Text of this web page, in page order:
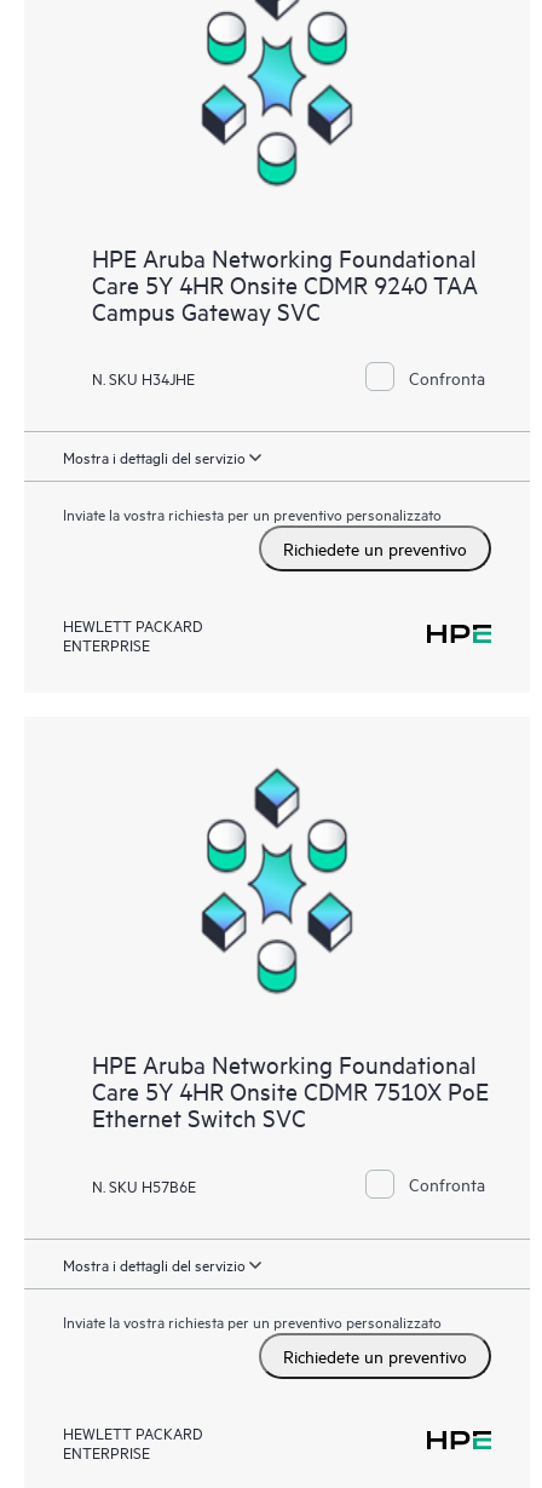
HPE Aruba Networking Foundational
Care 5Y 4HR Onsite CDMR 9240 TAA
Campus Gateway SVC
N. SKU H34JHE Confronta
Mostra i dettagli del servizio
Inviate la vostra richiesta per un preventivo personalizzato
Richiedete un preventivo
HEWLETT PACKARD
ENTERPRISE
HPE Aruba Networking Foundational
Care 5Y 4HR Onsite CDMR 7510X PoE
Ethernet Switch SVC
N. SKU H57B6E Confronta
Mostra i dettagli del servizio
Inviate la vostra richiesta per un preventivo personalizzato
Richiedete un preventivo
HEWLETT PACKARD
ENTERPRISE